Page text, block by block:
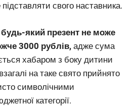
свого наставника.
який презент не може
3000 рублів, адже сума
хабаром з боку дитини
на таке свято прийнято
символічними
категорії.